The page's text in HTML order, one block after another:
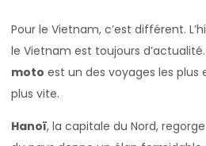
Pour le Vietnam, c’est différent.
le Vietnam est toujours
moto est un des voyages les plus
plus vite.
Hanoï, la capitale du Nord,